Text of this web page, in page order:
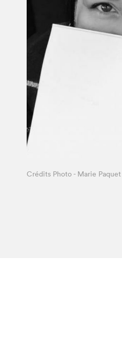
À propos du Salon
Liste des exposant·e·s
Liste des auteur·rice·s
Crédits Photo - Marie Paquet